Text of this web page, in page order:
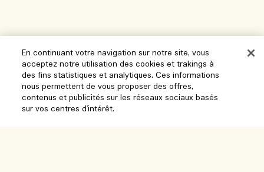
Aide
Gérer les cookies
Parcourir et explorer
En continuant votre navigation sur notre site, vous
acceptez notre utilisation des cookies et trakings à
des fins statistiques et analytiques. Ces informations
nous permettent de vous proposer des offres,
contenus et publicités sur les réseaux sociaux basés
sur vos centres d'intérêt.